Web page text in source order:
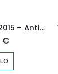
Toscana Rosso IGT “Solaia” 2015 – Antinori
€Il
è: